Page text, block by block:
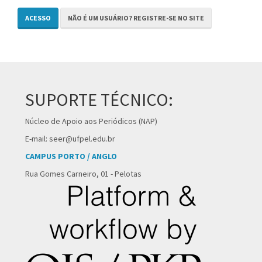
ACESSO NÃO É UM USUÁRIO? REGISTRE-SE NO SITE
SUPORTE TÉCNICO:
Núcleo de Apoio aos Periódicos (NAP)
E-mail: seer@ufpel.edu.br
CAMPUS PORTO / ANGLO
Rua Gomes Carneiro, 01 - Pelotas